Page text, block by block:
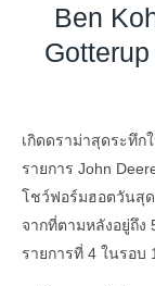
Ben
เกิดดราม่าสุดระทึก
รายการ John
โชว์ฟอร์มฮอตวันสุ
จากที่ตามหลังอยู่ถึง
รายการที่ 4 ในรอบ